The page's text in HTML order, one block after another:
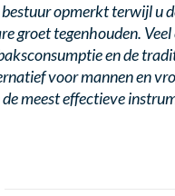
opmerkt terwijl u
groet tegenhouden.
en de
voor mannen en
meest effectieve